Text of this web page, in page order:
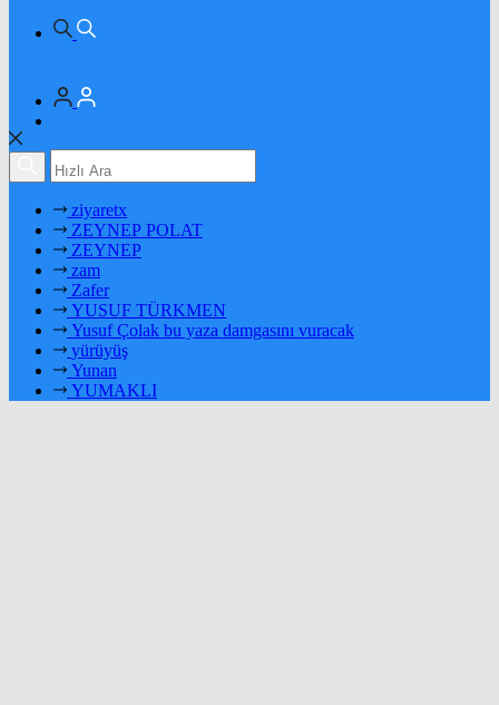
ziyaretx
ZEYNEP POLAT
ZEYNEP
zam
Zafer
YUSUF TÜRKMEN
Yusuf Çolak bu yaza damgasını vuracak
yürüyüş
Yunan
YUMAKLI